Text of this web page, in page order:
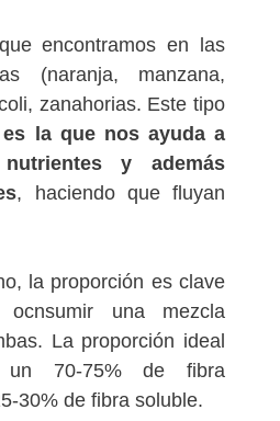
encontramos en las
(naranja, manzana,
zanahorias. Este tipo
la que nos ayuda a
y además
, haciendo que fluyan
la proporción es clave
una mezcla
La proporción ideal
un 70-75% de fibra
30% de fibra soluble.